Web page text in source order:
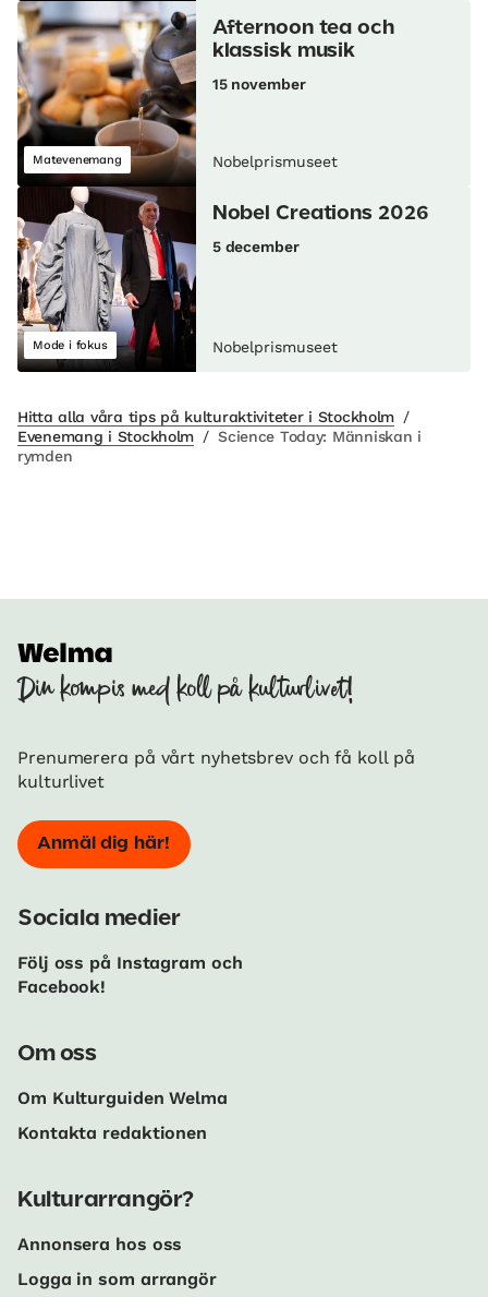
Matevenemang
Afternoon tea och
klassisk musik
15 november
Nobelprismuseet
Mode i fokus
Nobel Creations 2026
5 december
Nobelprismuseet
Hitta alla våra tips på kulturaktiviteter i Stockholm /
Evenemang i Stockholm / Science Today: Människan i
rymden
Din kompis med koll på kulturlivet!
Prenumerera på vårt nyhetsbrev och få koll på
kulturlivet
Anmäl dig här!
Sociala medier
Följ oss på Instagram och
Facebook!
Om oss
Om Kulturguiden Welma
Kontakta redaktionen
Kulturarrangör?
Annonsera hos oss
Logga in som arrangör